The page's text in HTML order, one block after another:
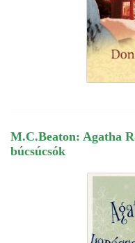
M.C.Beaton: Agatha
búcsúcsók